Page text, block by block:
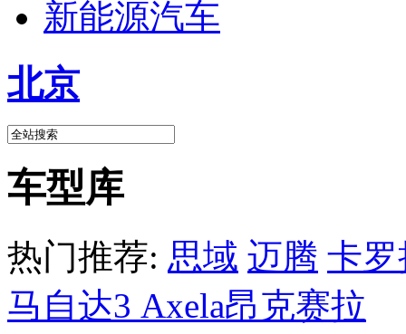
新能源汽车
北京
车型库
热门推荐: 思域 迈腾 卡罗
马自达3 Axela昂克赛拉